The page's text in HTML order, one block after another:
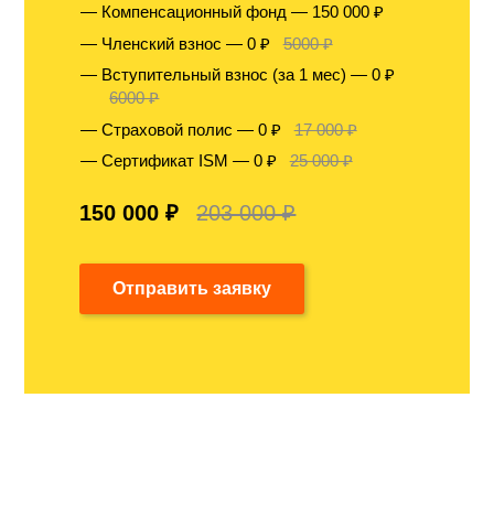
Компенсационный фонд — 150 000 ₽
Членский взнос — 0 ₽
5000 ₽
Вступительный взнос (за 1 мес) — 0 ₽
6000 ₽
Страховой полис — 0 ₽
17 000 ₽
Сертификат ISM — 0 ₽
25 000 ₽
150 000 ₽ 203 000 ₽
Отправить заявку